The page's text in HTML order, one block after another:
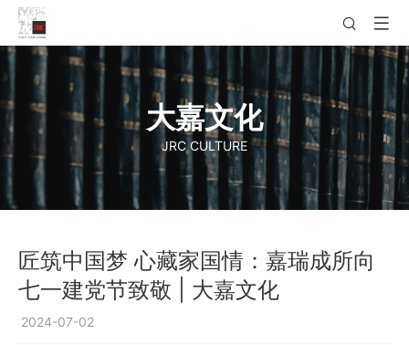
大嘉文化
JRC CULTURE
匠筑中国梦 心藏家国情：嘉瑞成所向
七一建党节致敬 | 大嘉文化
2024-07-02